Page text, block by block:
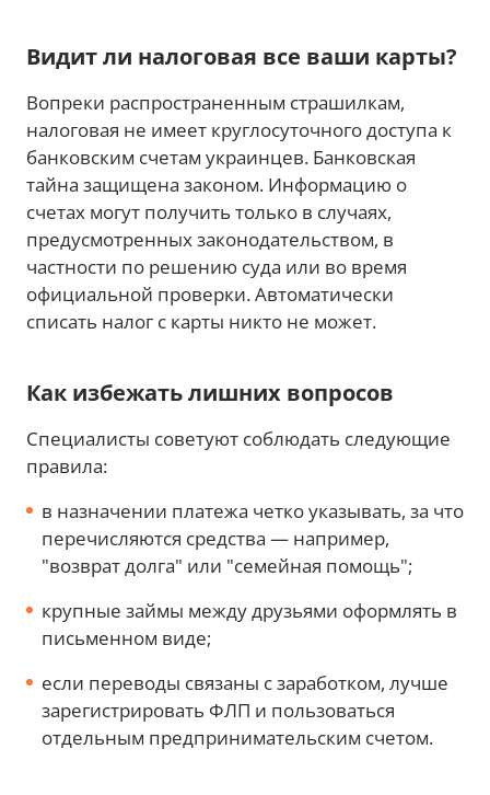
Видит ли налоговая все ваши карты?
Вопреки распространенным страшилкам,
налоговая не имеет круглосуточного доступа к
банковским счетам украинцев. Банковская
тайна защищена законом. Информацию о
счетах могут получить только в случаях,
предусмотренных законодательством, в
частности по решению суда или во время
официальной проверки. Автоматически
списать налог с карты никто не может.
Как избежать лишних вопросов
Специалисты советуют соблюдать следующие
правила:
в назначении платежа четко указывать, за что
перечисляются средства — например,
"возврат долга" или "семейная помощь";
крупные займы между друзьями оформлять в
письменном виде;
если переводы связаны с заработком, лучше
зарегистрировать ФЛП и пользоваться
отдельным предпринимательским счетом.